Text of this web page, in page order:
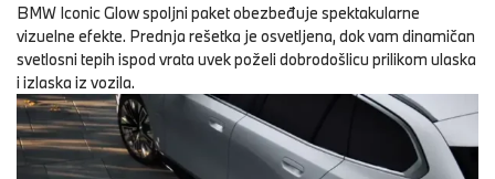
BMW Iconic Glow spoljni paket obezbeđuje spektakularne
vizuelne efekte. Prednja rešetka je osvetljena, dok vam dinamičan
svetlosni tepih ispod vrata uvek poželi dobrodošlicu prilikom ulaska
i izlaska iz vozila.